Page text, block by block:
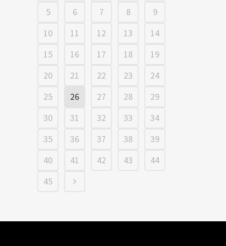
5
6 7 8
9
10
11 12 13
14
15
16 17 18
19
20
21 22 23
24
25
26 27 28
29
30
31 32 33
34
35
36 37 38
39
40
41 42 43
44
45